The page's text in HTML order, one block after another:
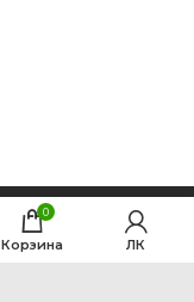
0
Корзина ЛК